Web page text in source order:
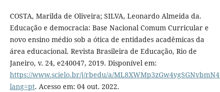
COSTA, Marilda de Oliveira; SILVA, Leonardo Almeida da.
Educação e democracia: Base Nacional Comum Curricular e
novo ensino médio sob a ótica de entidades acadêmicas da
área educacional. Revista Brasileira de Educação, Rio de
Janeiro, v. 24, e240047, 2019. Disponível em:
https://www.scielo.br/j/rbedu/a/
lang=pt. Acesso em: 04 out. 2022.